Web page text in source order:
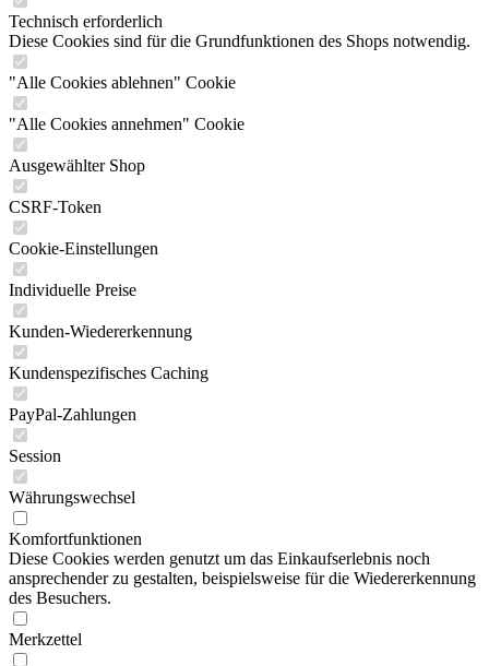
Technisch erforderlich
Diese Cookies sind für die Grundfunktionen des Shops notwendig.
"Alle Cookies ablehnen" Cookie
"Alle Cookies annehmen" Cookie
Ausgewählter Shop
CSRF-Token
Cookie-Einstellungen
Individuelle Preise
Kunden-Wiedererkennung
Kundenspezifisches Caching
PayPal-Zahlungen
Session
Währungswechsel
Komfortfunktionen
Diese Cookies werden genutzt um das Einkaufserlebnis noch
ansprechender zu gestalten, beispielsweise für die Wiedererkennung
des Besuchers.
Merkzettel